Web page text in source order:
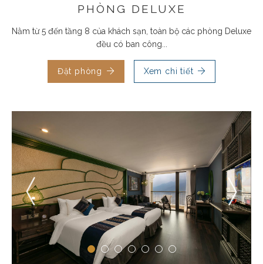
PHÒNG DELUXE
Nằm từ 5 đến tầng 8 của khách sạn, toàn bộ các phòng Deluxe
đều có ban công...
Đặt phòng Xem chi tiết